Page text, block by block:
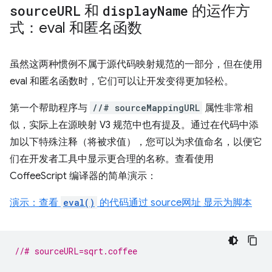
sourceURL 和 displayName 的运作方
式：eval 和匿名函数
虽然这两种惯例不属于源代码映射规范的一部分，但在使用
eval 和匿名函数时，它们可以让开发变得更加轻松。
第一个帮助程序与 //# sourceMappingURL 属性非常相
似，实际上在源映射 V3 规范中也有提及。通过在代码中添
加以下特殊注释（将被求值），您可以为求值命名，以便它
们在开发者工具中显示更合理的名称。查看使用
CoffeeScript 编译器的简单演示：
演示：查看 eval() 的代码通过 source网址 显示为脚本
//# sourceURL=sqrt.coffee